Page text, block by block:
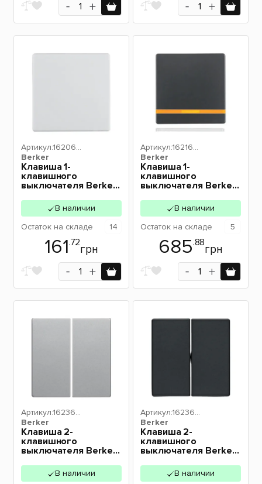
Berker
Артикул:162060
Клавиша 1-
клавишного
выключателя Berker
белизна 16206089
В наличии
Остаток на складе 14
161.72
грн
Berker
Артикул:162160
Клавиша 1-
клавишного
выключателя Berker
антрацит 16216086
В наличии
Остаток на складе 5
685.88
грн
Berker
Артикул:162360
Клавиша 2-
клавишного
выключателя Berker
16236084В наличии
Berker
Артикул:162360
Клавиша 2-
клавишного
выключателя Berker
16236086В наличии